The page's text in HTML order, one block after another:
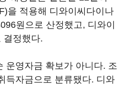
을 적용해 디와이씨다이나
원으로 산정했고, 디와이
결정했다.
운영자금 확보가 아니다. 조
득자금으로 분류됐다. 디와